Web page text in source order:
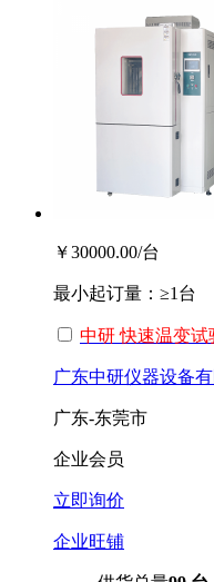
￥30000.00/台
最小起订量： ≥1台
中研 快速温变
广东中研仪器设备
广东-东莞市
企业会员
立即询价
企业旺铺